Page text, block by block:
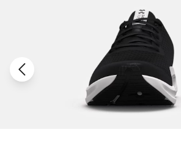
Giriş Yap
Under Armour'da yeni misiniz?
Parolayı Yenile
Giriş Sayfasına Dön
Zaten